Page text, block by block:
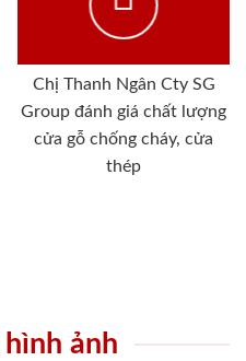
Chị Thanh Ngân Cty SG
Group đánh giá chất lượng
cửa gỗ chống cháy, cửa
thép
ảnh